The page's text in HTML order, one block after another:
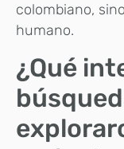
colombiano,
humano.
¿Qué